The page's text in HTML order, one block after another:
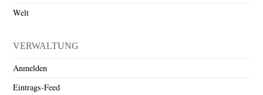
Welt
VERWALTUNG
Anmelden
Eintrags-Feed